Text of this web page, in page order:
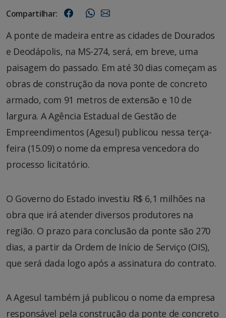
Compartilhar:
A ponte de madeira entre as cidades de Dourados
e Deodápolis, na MS-274, será, em breve, uma
paisagem do passado. Em até 30 dias começam as
obras de construção da nova ponte de concreto
armado, com 91 metros de extensão e 10 de
largura. A Agência Estadual de Gestão de
Empreendimentos (Agesul) publicou nessa terça-
feira (15.09) o nome da empresa vencedora do
processo licitatório.
O Governo do Estado investiu R$ 6,1 milhões na
obra que irá atender diversos produtores na
região. O prazo para conclusão da ponte são 270
dias, a partir da Ordem de Início de Serviço (OIS),
que será dada logo após a assinatura do contrato.
A Agesul também já publicou o nome da empresa
responsável pela construção da ponte de concreto